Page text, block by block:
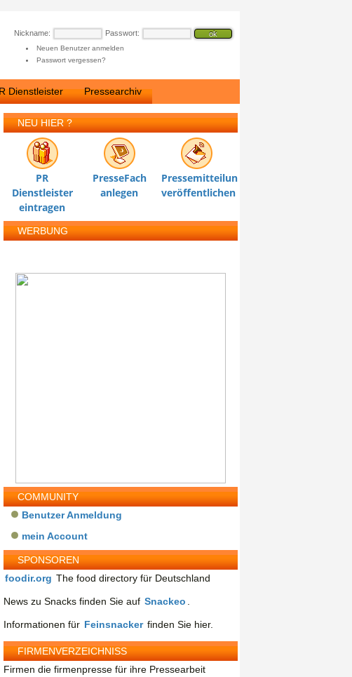
Nickname: Passwort:
Neuen Benutzer anmelden
Passwort vergessen?
Dienstleister Pressearchiv
NEU HIER ?
PR
Dienstleister
eintragen
PresseFach
anlegen
Pressemitteilung
veröffentlichen
WERBUNG
COMMUNITY
Benutzer Anmeldung
mein Account
SPONSOREN
foodir.org The food directory für Deutschland
News zu Snacks finden Sie auf Snackeo
Informationen für Feinsnacker finden Sie hier.
FIRMENVERZEICHNISS
Firmen die firmenpresse für ihre Pressearbeit